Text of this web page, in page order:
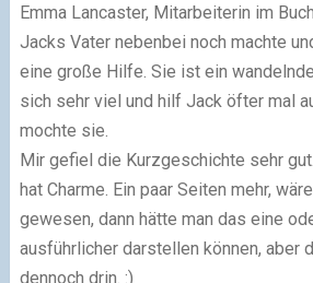
Emma Lancaster, Mitarbeiterin im
Jacks Vater nebenbei noch machte
eine große Hilfe. Sie ist ein
sich sehr viel und hilf Jack öfter mal
mochte sie.
Mir gefiel die Kurzgeschichte sehr
hat Charme. Ein paar Seiten mehr,
gewesen, dann hätte man das eine
ausführlicher darstellen können, aber
dennoch drin. :)